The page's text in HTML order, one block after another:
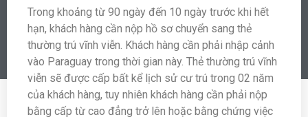
Trong khoảng từ 90 ngày đến 10 ngày trước khi hết
hạn, khách hàng cần nộp hồ sơ chuyển sang thẻ
thường trú vĩnh viễn. Khách hàng cần phải nhập cảnh
vào Paraguay trong thời gian này. Thẻ thường trú vĩnh
viễn sẽ được cấp bất kể lịch sử cư trú trong 02 năm
của khách hàng, tuy nhiên khách hàng cần phải nộp
bằng cấp từ cao đẳng trở lên hoặc bằng chứng việc